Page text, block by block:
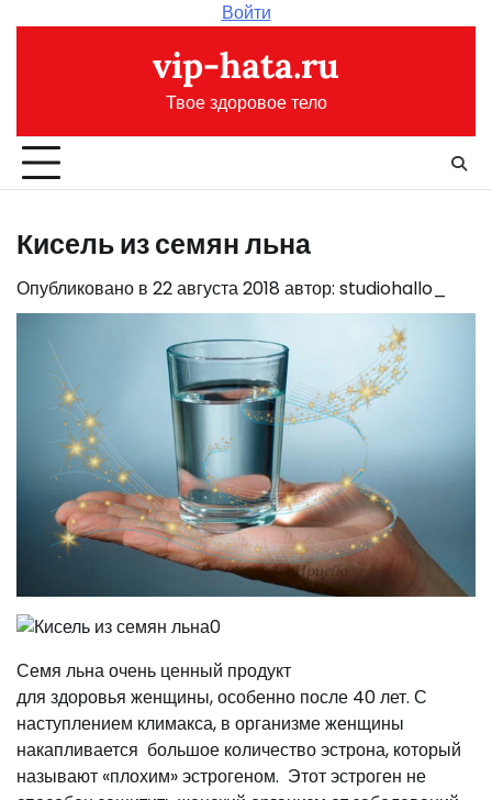
Войти
vip-hata.ru
Твое здоровое тело
Кисель из семян льна
Опубликовано в 22 августа 2018 автор: studiohallo_
Семя льна очень ценный продукт
для здоровья женщины, особенно после 40 лет. С
наступлением климакса, в организме женщины
накапливается большое количество эстрона, который
называют «плохим» эстрогеном. Этот эстроген не